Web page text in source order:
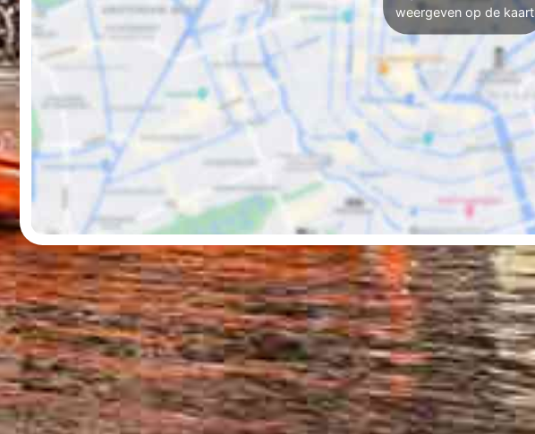
weergeven op de kaart